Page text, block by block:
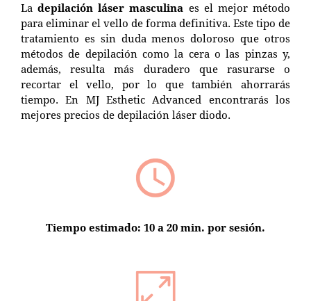
Ladepilación láser masculina es el mejor método
para eliminar el vello de forma definitiva. Este tipo de
tratamiento es sin duda menos doloroso que otros
métodos de depilación como la cera o las pinzas y,
además, resulta más duradero que rasurarse o
recortar el vello, por lo que también ahorrarás
tiempo. En MJ Esthetic Advanced encontrarás los
mejores precios de depilación láser diodo.
Tiempo estimado: 10 a 20 min. por sesión.